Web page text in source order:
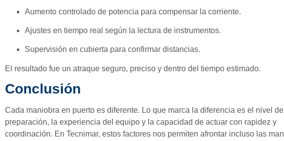
Aumento controlado de potencia para compensar la corriente.
Ajustes en tiempo real según la lectura de instrumentos.
Supervisión en cubierta para confirmar distancias.
El resultado fue un atraque seguro, preciso y dentro del tiempo estimado.
Conclusión
Cada maniobra en puerto es diferente. Lo que marca la diferencia es el nivel de
preparación, la experiencia del equipo y la capacidad de actuar con rapidez y
coordinación. En Tecnimar, estos factores nos permiten afrontar incluso las